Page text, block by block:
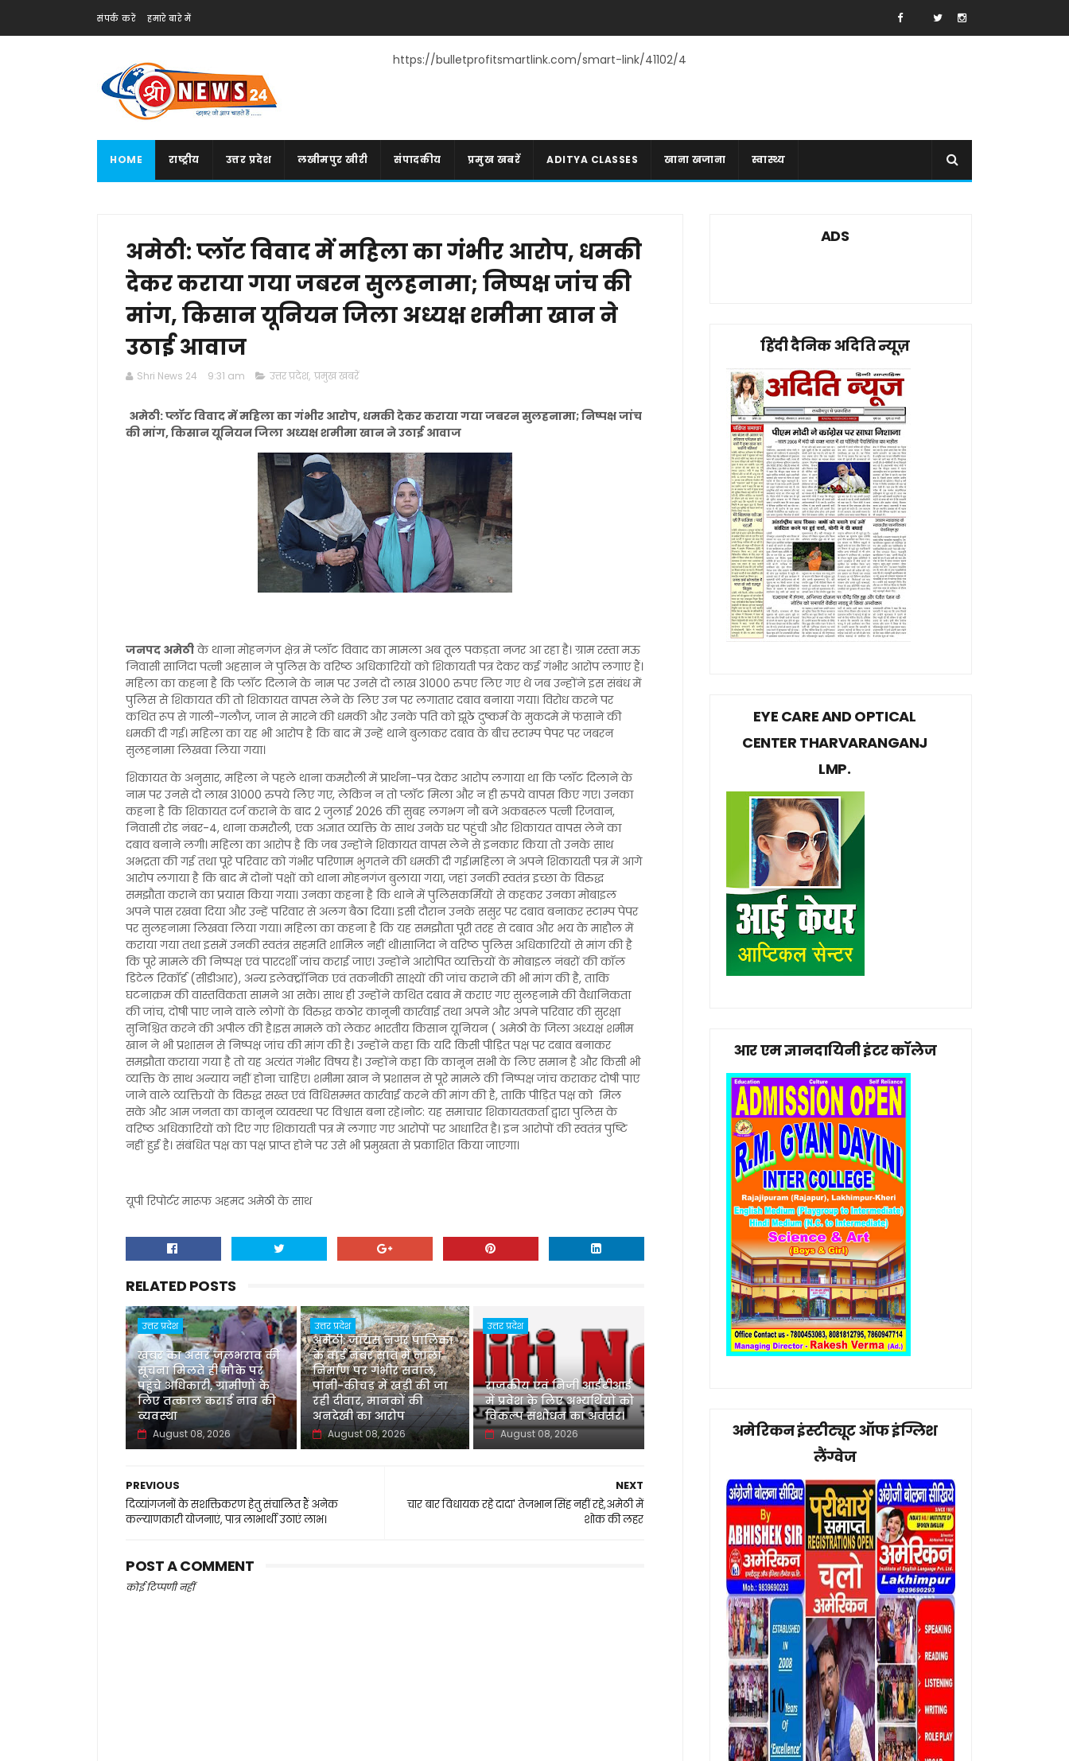
संपर्क करें हमारे बारे में
https://bulletprofitsmartlink.com/smart-link/41102/4
HOME राष्ट्रीय उत्तर प्रदेश लखीमपुर खीरी संपादकीय प्रमुख खबरें ADITYA CLASSES खाना खजाना स्वास्थ्य
अमेठी: प्लॉट विवाद में महिला का गंभीर आरोप, धमकी
देकर कराया गया जबरन सुलहनामा; निष्पक्ष जांच की
मांग, किसान यूनियन जिला अध्यक्ष शमीमा खान ने
उठाई आवाज
Shri News 24 9:31 am उत्तर प्रदेश, प्रमुख खबरें
अमेठी: प्लॉट विवाद में महिला का गंभीर आरोप, धमकी देकर कराया गया जबरन सुलहनामा; निष्पक्ष जांच
की मांग, किसान यूनियन जिला अध्यक्ष शमीमा खान ने उठाई आवाज
जनपद अमेठीके थाना मोहनगंज क्षेत्र में प्लॉट विवाद का मामला अब तूल पकड़ता नजर आ रहा है। ग्राम रस्ता मऊ
निवासी साजिदा पत्नी अहसान ने पुलिस के वरिष्ठ अधिकारियों को शिकायती पत्र देकर कई गंभीर आरोप लगाए हैं।
महिला का कहना है कि प्लॉट दिलाने के नाम पर उनसे दो लाख 31000 रुपए लिए गए थे जब उन्होंने इस संबंध में
पुलिस से शिकायत की तो शिकायत वापस लेने के लिए उन पर लगातार दबाव बनाया गया। विरोध करने पर
कथित रूप से गाली-गलौज, जान से मारने की धमकी और उनके पति को झूठे दुष्कर्म के मुकदमे में फंसाने की
धमकी दी गई। महिला का यह भी आरोप है कि बाद में उन्हें थाने बुलाकर दबाव के बीच स्टाम्प पेपर पर जबरन
सुलहनामा लिखवा लिया गया।
शिकायत के अनुसार, महिला ने पहले थाना कमरौली में प्रार्थना-पत्र देकर आरोप लगाया था कि प्लॉट दिलाने के
नाम पर उनसे दो लाख 31000 रुपये लिए गए, लेकिन न तो प्लॉट मिला और न ही रुपये वापस किए गए। उनका
कहना है कि शिकायत दर्ज कराने के बाद 2 जुलाई 2026 की सुबह लगभग नौ बजे अकबरूल पत्नी रिजवान,
निवासी रोड नंबर-4, थाना कमरौली, एक अज्ञात व्यक्ति के साथ उनके घर पहुंची और शिकायत वापस लेने का
दबाव बनाने लगी। महिला का आरोप है कि जब उन्होंने शिकायत वापस लेने से इनकार किया तो उनके साथ
अभद्रता की गई तथा पूरे परिवार को गंभीर परिणाम भुगतने की धमकी दी गई।महिला ने अपने शिकायती पत्र में आगे
आरोप लगाया है कि बाद में दोनों पक्षों को थाना मोहनगंज बुलाया गया, जहां उनकी स्वतंत्र इच्छा के विरुद्ध
समझौता कराने का प्रयास किया गया। उनका कहना है कि थाने में पुलिसकर्मियों से कहकर उनका मोबाइल
अपने पास रखवा दिया और उन्हें परिवार से अलग बैठा दिया। इसी दौरान उनके ससुर पर दबाव बनाकर स्टाम्प पेपर
पर सुलहनामा लिखवा लिया गया। महिला का कहना है कि यह समझौता पूरी तरह से दबाव और भय के माहौल में
कराया गया तथा इसमें उनकी स्वतंत्र सहमति शामिल नहीं थी।साजिदा ने वरिष्ठ पुलिस अधिकारियों से मांग की है
कि पूरे मामले की निष्पक्ष एवं पारदर्शी जांच कराई जाए। उन्होंने आरोपित व्यक्तियों के मोबाइल नंबरों की कॉल
डिटेल रिकॉर्ड (सीडीआर), अन्य इलेक्ट्रॉनिक एवं तकनीकी साक्ष्यों की जांच कराने की भी मांग की है, ताकि
घटनाक्रम की वास्तविकता सामने आ सके। साथ ही उन्होंने कथित दबाव में कराए गए सुलहनामे की वैधानिकता
की जांच, दोषी पाए जाने वाले लोगों के विरुद्ध कठोर कानूनी कार्रवाई तथा अपने और अपने परिवार की सुरक्षा
सुनिश्चित करने की अपील की है।इस मामले को लेकर भारतीय किसान यूनियन ( अमेठी के जिला अध्यक्ष शमीम
खान ने भी प्रशासन से निष्पक्ष जांच की मांग की है। उन्होंने कहा कि यदि किसी पीड़ित पक्ष पर दबाव बनाकर
समझौता कराया गया है तो यह अत्यंत गंभीर विषय है। उन्होंने कहा कि कानून सभी के लिए समान है और किसी भी
व्यक्ति के साथ अन्याय नहीं होना चाहिए। शमीमा खान ने प्रशासन से पूरे मामले की निष्पक्ष जांच कराकर दोषी पाए
जाने वाले व्यक्तियों के विरुद्ध सख्त एवं विधिसम्मत कार्रवाई करने की मांग की है, ताकि पीड़ित पक्ष को मिल
सके और आम जनता का कानून व्यवस्था पर विश्वास बना रहे।नोट: यह समाचार शिकायतकर्ता द्वारा पुलिस के
वरिष्ठ अधिकारियों को दिए गए शिकायती पत्र में लगाए गए आरोपों पर आधारित है। इन आरोपों की स्वतंत्र पुष्टि
नहीं हुई है। संबंधित पक्ष का पक्ष प्राप्त होने पर उसे भी प्रमुखता से प्रकाशित किया जाएगा।
यूपी रिपोर्टर मारूफ अहमद अमेठी के साथ
RELATED POSTS
उत्तर प्रदेश
खबर का असर जलभराव की
सूचना मिलते ही मौके पर
पहुंचे अधिकारी, ग्रामीणों के
लिए तत्काल कराई नाव की
व्यवस्था
August 08, 2026
उत्तर प्रदेश
अमेठी: जायस नगर पालिका
के वार्ड नंबर सात में नाला
निर्माण पर गंभीर सवाल,
पानी-कीचड़ में खड़ी की जा
रही दीवार, मानकों की
अनदेखी का आरोप
August 08, 2026
उत्तर प्रदेश
‌राजकीय एवं निजी आईटीआई
में प्रवेश के लिए अभ्यर्थियों को
विकल्प संशोधन का अवसर।
August 08, 2026
NEXT
चार बार विधायक रहे दादा' तेजभान सिंह नहीं रहे,अमेठी में
शोक की लहर
PREVIOUS
दिव्यांगजनों के सशक्तिकरण हेतु संचालित हैं अनेक
कल्याणकारी योजनाएं, पात्र लाभार्थी उठाएं लाभ।
POST A COMMENT
कोई टिप्पणी नहीं
ADS
हिंदी दैनिक अदिति न्यूज़
EYE CARE AND OPTICAL
CENTER THARVARANGANJ
LMP.
आर एम ज्ञानदायिनी इंटर कॉलेज
अमेरिकन इंस्टीट्यूट ऑफ इंग्लिश
लैंग्वेज